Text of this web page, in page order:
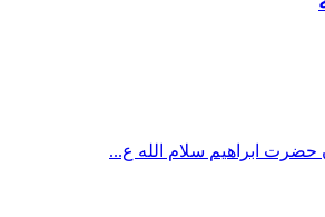
حضرت ابراهیم سلام الله ع...